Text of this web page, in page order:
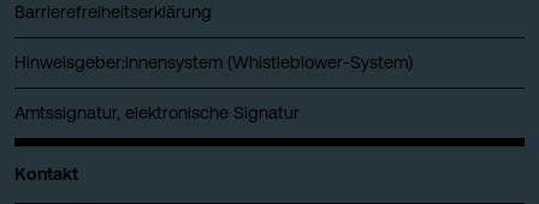
Barrierefreiheitserklärung
Hinweisgeber:innensystem (Whistleblower-System)
Amtssignatur, elektronische Signatur
Kontakt